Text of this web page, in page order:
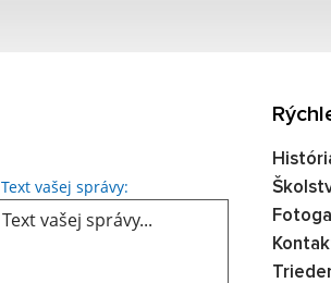
Text vašej správy: Text vašej správy...